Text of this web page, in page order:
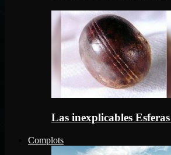
Las inexplicables
Complots